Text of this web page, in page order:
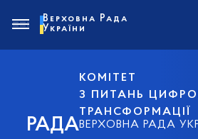
РАДА
КОМІТЕТ
З ПИТАНЬ
ТРАНСФОРМАЦІЇ
ВЕРХОВНА РАДА
Верховна Рада
України